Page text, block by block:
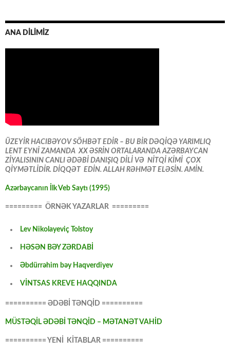
ANA DİLİMİZ
ÜZEYİR HACIBƏYOV SÖHBƏT EDİR – BU BİR DƏQİQƏ YARIMLIQ
LENT EYNİ ZAMANDA XX ƏSRİN ORTALARANDA AZƏRBAYCAN
ZİYALISININ CANLI ƏDƏBİ DANIŞIQ DİLİ VƏ NİTQİ KİMİ ÇOX
QİYMƏTLİDİR. DİQQƏT EDİN. ALLAH RƏHMƏT ELƏSİN. AMİN.
Azərbaycanın İlk Veb Saytı (1995)
========= ÖRNƏK YAZARLAR =========
Lev Nikolayeviç Tolstoy
HƏSƏN BƏY ZƏRDABİ
Əbdürrəhim bəy Haqverdiyev
VİNTSAS KREVE HAQQINDA
========== ƏDƏBİ TƏNQİD ==========
MÜSTƏQİL ƏDƏBİ TƏNQİD – MƏTANƏT VAHİD
========== YENİ KİTABLAR ==========